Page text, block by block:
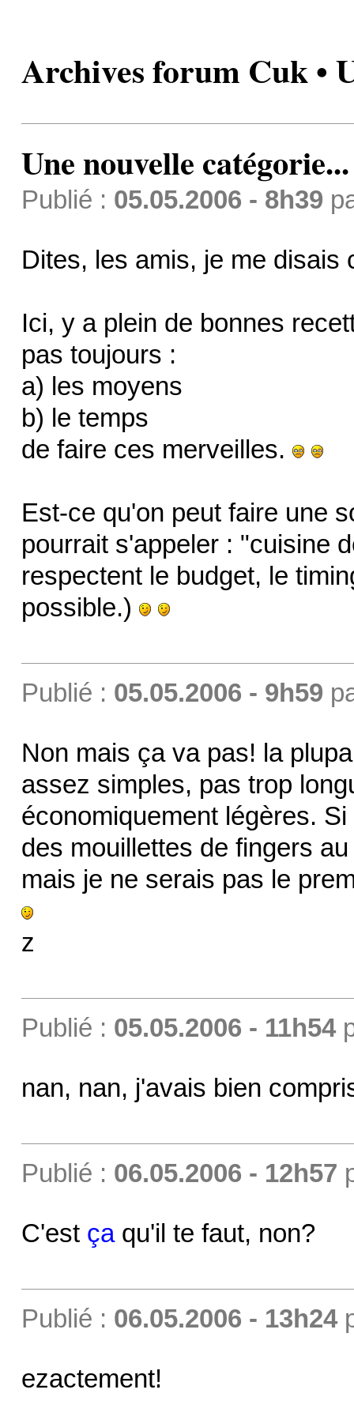
Archives forum Cuk •
Une nouvelle catégorie...
Publié : 05.05.2006 - 8h39
Dites, les amis, je me disais
Ici, y a plein de bonnes
pas toujours :
a) les moyens
b) le temps
de faire ces merveilles.
Est-ce qu'on peut faire une
pourrait s'appeler : "cuisine
respectent le budget, le
possible.)
Publié : 05.05.2006 - 9h59
Non mais ça va pas! la
assez simples, pas trop
économiquement légères.
des mouillettes de fingers
mais je ne serais pas le
z
Publié : 05.05.2006 - 11h54
nan, nan, j'avais bien
Publié : 06.05.2006 - 12h57
C'est çaqu'il te faut, non?
Publié : 06.05.2006 - 13h24
ezactement!